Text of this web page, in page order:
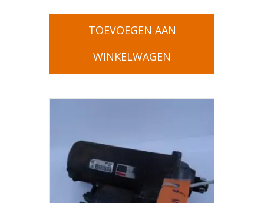
TOEVOEGEN AAN
WINKELWAGEN